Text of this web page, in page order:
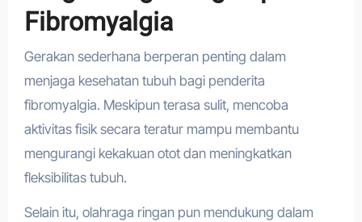
Fibromyalgia
Gerakan sederhana berperan penting dalam
menjaga kesehatan tubuh bagi penderita
fibromyalgia. Meskipun terasa sulit, mencoba
aktivitas fisik secara teratur mampu membantu
mengurangi kekakuan otot dan meningkatkan
fleksibilitas tubuh.
Selain itu, olahraga ringan pun mendukung dalam